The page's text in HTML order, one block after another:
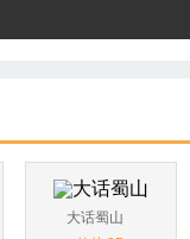
大话蜀山